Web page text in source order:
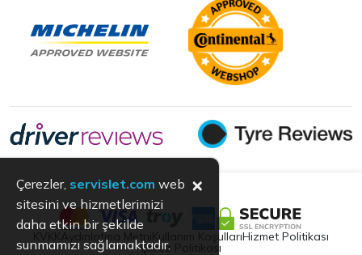
Aydınlatma Metni Kullanım KoşullarıHizmet Politikası
Çerez Politikası
Çerezler, servislet.com web
sitesini ve hizmetlerimizi
daha etkin bir şekilde
sunmamızı sağlamaktadır.
×